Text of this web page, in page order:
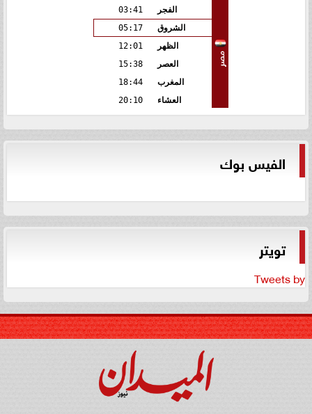
مصر
الفجر
03:41
الشروق
05:17
الظهر
12:01
العصر
15:38
المغرب
18:44
العشاء
20:10
الفيس بوك
تويتر
Tweets by